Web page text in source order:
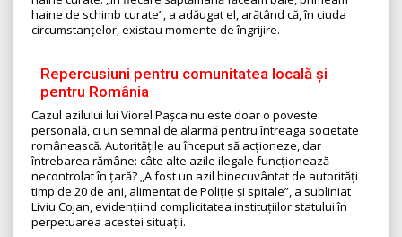
haine de schimb curate”, a adăugat el, arătând că, în ciuda
circumstanțelor, existau momente de îngrijire.
Repercusiuni pentru comunitatea locală și
pentru România
Cazul azilului lui Viorel Pașca nu este doar o poveste
personală, ci un semnal de alarmă pentru întreaga societate
românească. Autoritățile au început să acționeze, dar
întrebarea rămâne: câte alte azile ilegale funcționează
necontrolat în țară? „A fost un azil binecuvântat de autorități
timp de 20 de ani, alimentat de Poliție și spitale”, a subliniat
Liviu Cojan, evidențiind complicitatea instituțiilor statului în
perpetuarea acestei situații.